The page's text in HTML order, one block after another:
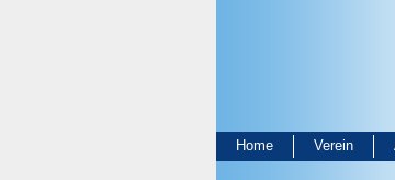
Home Verein